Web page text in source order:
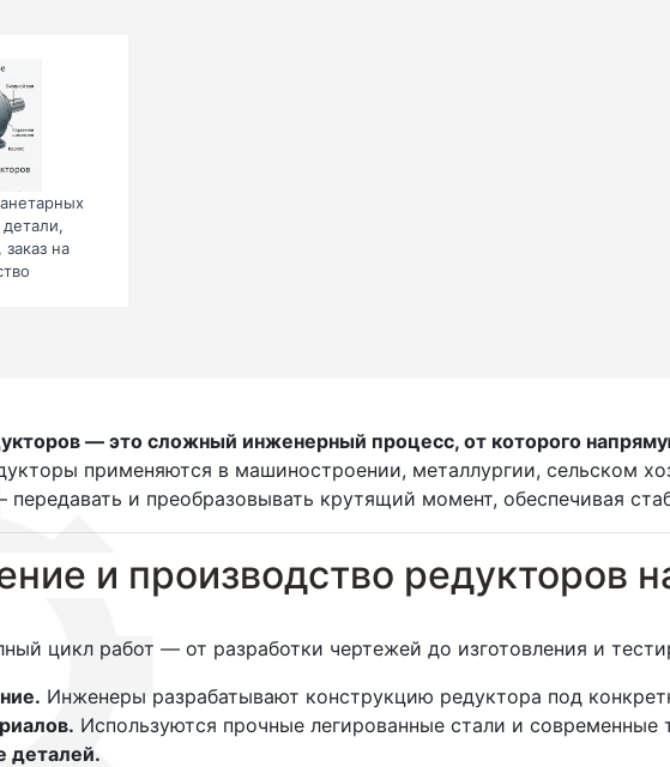
на
— это сложный инженерный процесс, от которого
применяются в машиностроении, металлургии, сельском
передавать и преобразовывать крутящий момент, обеспечивая
и производство редукторов
цикл работ — от разработки чертежей до изготовления и
Инженеры разрабатывают конструкцию редуктора под
Используются прочные легированные стали и современные
деталей.